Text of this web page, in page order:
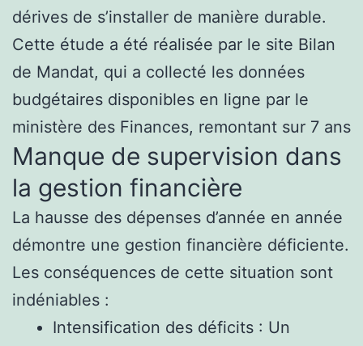
dérives de s’installer de manière durable.
Cette étude a été réalisée par le site Bilan
de Mandat, qui a collecté les données
budgétaires disponibles en ligne par le
ministère des Finances, remontant sur 7 ans
Manque de supervision dans
la gestion financière
La hausse des dépenses d’année en année
démontre une gestion financière déficiente.
Les conséquences de cette situation sont
indéniables :
Intensification des déficits : Un